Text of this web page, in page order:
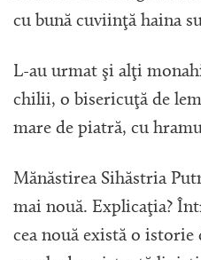
cu bună cuviinţă haina
L-au urmat şi alţi
chilii, o bisericuţă de
mare de piatră, cu
Mănăstirea Sihăstria
mai nouă. Explicaţia?
cea nouă există o istorie